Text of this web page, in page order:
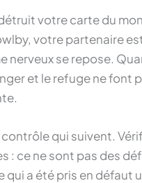
votre carte du
votre partenaire
nerveux se repose.
et le refuge ne font
qui suivent.
: ce ne sont pas des
qui a été pris en défaut